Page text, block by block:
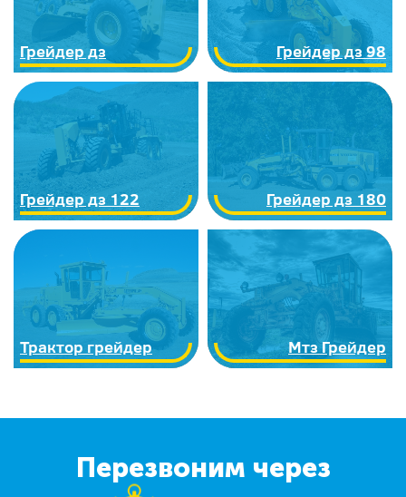
Грейдер дз Грейдер дз 98
Грейдер дз 122 Грейдер дз 180
Трактор грейдер Мтз Грейдер
Перезвоним через